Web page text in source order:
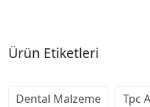
Ürün Etiketleri
Dental Malzeme Tpc